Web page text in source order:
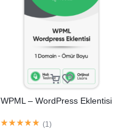
WPML – WordPress Eklentisi
(1 )